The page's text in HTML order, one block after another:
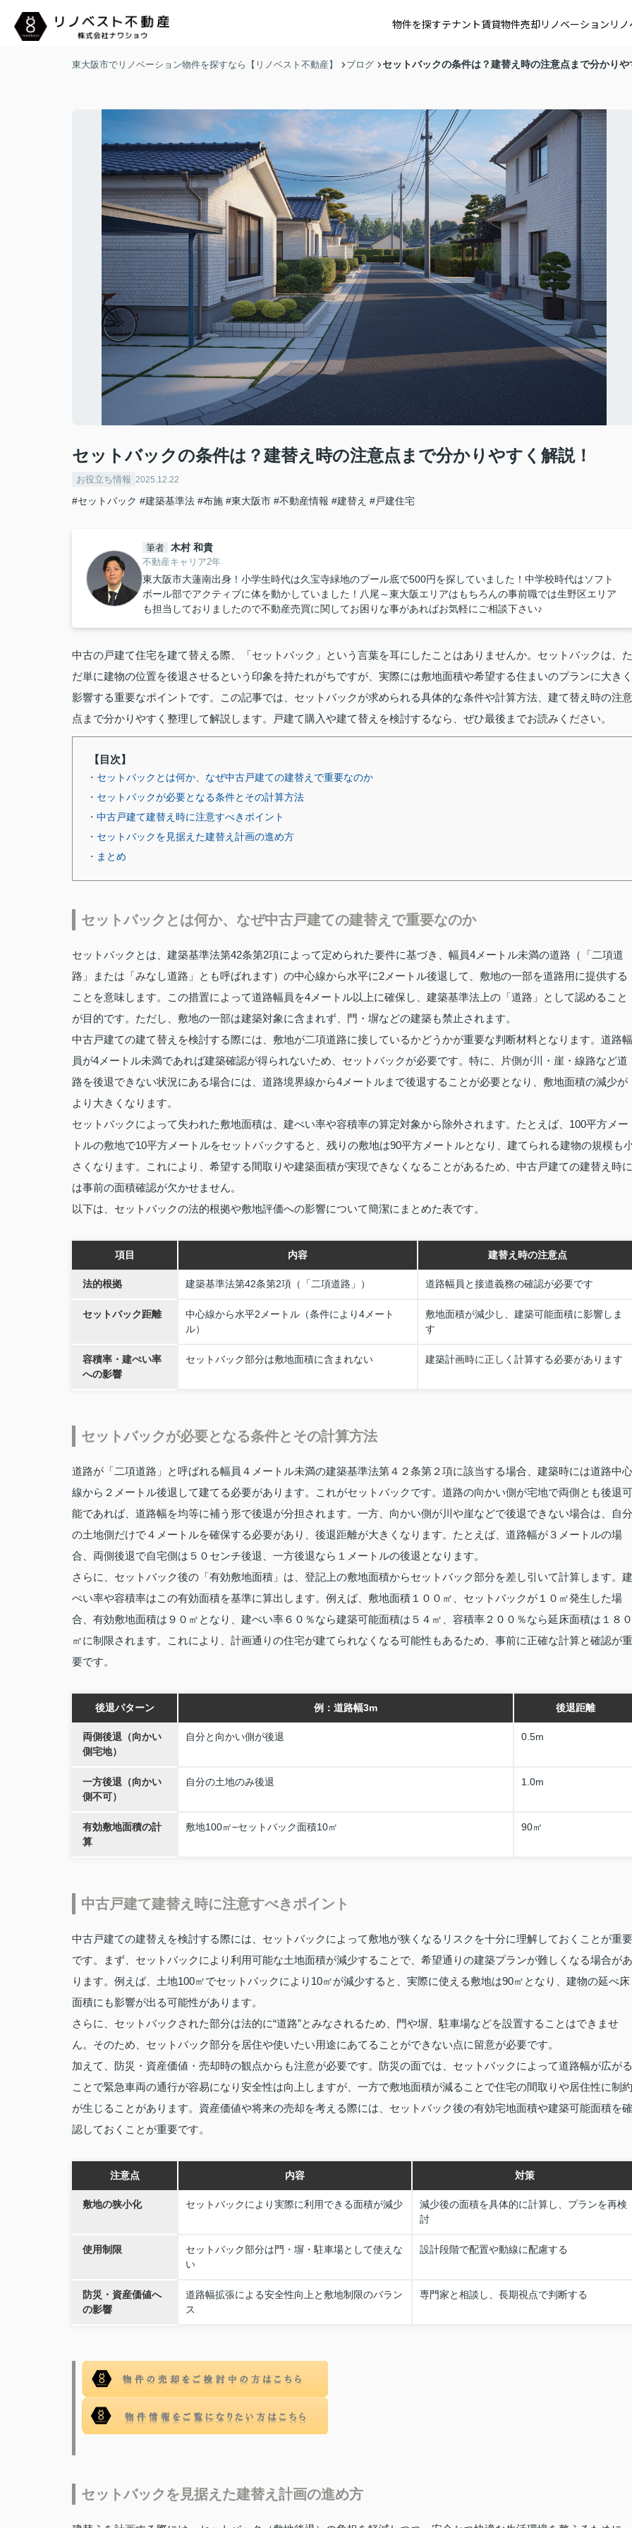
物件を探すテナント賃貸物件売却リノベーション リ
東大阪市でリノベーション物件を探すなら【リノベスト不動産】 ブログ セットバックの条件は？建替え時の注意点まで分かりや
セットバックの条件は？建替え時の注意点まで分かりやすく解説！
お役立ち情報 2025.12.22
#セットバック #建築基準法 #布施 #東大阪市 #不動産情報 #建替え #戸建住宅
筆者 木村 和貴
不動産キャリア2年
東大阪市大蓮南出身！小学生時代は久宝寺緑地のプール底で500円を探していました！中学校時代はソフト
ボール部でアクティブに体を動かしていました！八尾～東大阪エリアはもちろんの事前職では生野区エリア
も担当しておりましたので不動産売買に関してお困りな事があればお気軽にご相談下さい♪
中古の戸建て住宅を建て替える際、「セットバック」という言葉を耳にしたことはありませんか。セットバックは、た
だ単に建物の位置を後退させるという印象を持たれがちですが、実際には敷地面積や希望する住まいのプランに大きく
影響する重要なポイントです。この記事では、セットバックが求められる具体的な条件や計算方法、建て替え時の注意
点まで分かりやすく整理して解説します。戸建て購入や建て替えを検討するなら、ぜひ最後までお読みください。
【目次】
・セットバックとは何か、なぜ中古戸建ての建替えで重要なのか
・セットバックが必要となる条件とその計算方法
・中古戸建て建替え時に注意すべきポイント
・セットバックを見据えた建替え計画の進め方
・まとめ
セットバックとは何か、なぜ中古戸建ての建替えで重要なのか
セットバックとは、建築基準法第42条第2項によって定められた要件に基づき、幅員4メートル未満の道路（「二項道
路」または「みなし道路」とも呼ばれます）の中心線から水平に2メートル後退して、敷地の一部を道路用に提供する
ことを意味します。この措置によって道路幅員を4メートル以上に確保し、建築基準法上の「道路」として認めること
が目的です。ただし、敷地の一部は建築対象に含まれず、門・塀などの建築も禁止されます。
中古戸建ての建て替えを検討する際には、敷地が二項道路に接しているかどうかが重要な判断材料となります。道路幅
員が4メートル未満であれば建築確認が得られないため、セットバックが必要です。特に、片側が川・崖・線路など道
路を後退できない状況にある場合には、道路境界線から4メートルまで後退することが必要となり、敷地面積の減少が
より大きくなります。
セットバックによって失われた敷地面積は、建ぺい率や容積率の算定対象から除外されます。たとえば、100平方メー
トルの敷地で10平方メートルをセットバックすると、残りの敷地は90平方メートルとなり、建てられる建物の規模も
さくなります。これにより、希望する間取りや建築面積が実現できなくなることがあるため、中古戸建ての建替え時に
は事前の面積確認が欠かせません。
以下は、セットバックの法的根拠や敷地評価への影響について簡潔にまとめた表です。
項目 内容 建替え時の注意点
法的根拠 建築基準法第42条第2項（「二項道路」） 道路幅員と接道義務の確認が必要です
セットバック距離
中心線から水平2メートル（条件により4メート
ル）
敷地面積が減少し、建築可能面積に影響しま
す
容積率・建ぺい率
への影響
セットバック部分は敷地面積に含まれない 建築計画時に正しく計算する必要があります
セットバックが必要となる条件とその計算方法
道路が「二項道路」と呼ばれる幅員４メートル未満の建築基準法第４２条第２項に該当する場合、建築時には道路中心
線から２メートル後退して建てる必要があります。これがセットバックです。道路の向かい側が宅地で両側とも後退可
能であれば、道路幅を均等に補う形で後退が分担されます。一方、向かい側が川や崖などで後退できない場合は、自分
の土地側だけで４メートルを確保する必要があり、後退距離が大きくなります。たとえば、道路幅が３メートルの場
合、両側後退で自宅側は５０センチ後退、一方後退なら１メートルの後退となります。
さらに、セットバック後の「有効敷地面積」は、登記上の敷地面積からセットバック部分を差し引いて計算します。建
ぺい率や容積率はこの有効面積を基準に算出します。例えば、敷地面積１００㎡、セットバックが１０㎡発生した場
合、有効敷地面積は９０㎡となり、建ぺい率６０％なら建築可能面積は５４㎡、容積率２００％なら延床面積は１８０
㎡に制限されます。これにより、計画通りの住宅が建てられなくなる可能性もあるため、事前に正確な計算と確認が重
要です。
後退パターン 例：道路幅3m 後退距離
両側後退（向かい
側宅地）
自分と向かい側が後退 0.5m
一方後退（向かい
側不可）
自分の土地のみ後退 1.0m
有効敷地面積の計
算
敷地100㎡−セットバック面積10㎡ 90㎡
中古戸建て建替え時に注意すべきポイント
中古戸建ての建替えを検討する際には、セットバックによって敷地が狭くなるリスクを十分に理解しておくことが重要
です。まず、セットバックにより利用可能な土地面積が減少することで、希望通りの建築プランが難しくなる場合があ
ります。例えば、土地100㎡でセットバックにより10㎡が減少すると、実際に使える敷地は90㎡となり、建物の延べ床
面積にも影響が出る可能性があります。
さらに、セットバックされた部分は法的に“道路”とみなされるため、門や塀、駐車場などを設置することはできませ
ん。そのため、セットバック部分を居住や使いたい用途にあてることができない点に留意が必要です。
加えて、防災・資産価値・売却時の観点からも注意が必要です。防災の面では、セットバックによって道路幅が広がる
ことで緊急車両の通行が容易になり安全性は向上しますが、一方で敷地面積が減ることで住宅の間取りや居住性に制約
が生じることがあります。資産価値や将来の売却を考える際には、セットバック後の有効宅地面積や建築可能面積を確
認しておくことが重要です。
注意点 内容 対策
敷地の狭小化 セットバックにより実際に利用できる面積が減少
減少後の面積を具体的に計算し、プランを再検
討
使用制限
セットバック部分は門・塀・駐車場として使えな
い
設計段階で配置や動線に配慮する
防災・資産価値へ
の影響
道路幅拡張による安全性向上と敷地制限のバラン
ス
専門家と相談し、長期視点で判断する
セットバックを見据えた建替え計画の進め方